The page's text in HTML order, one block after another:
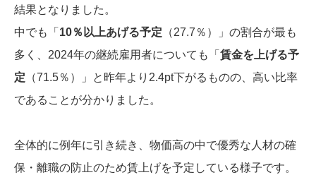
結果となりました。
中でも「 10％以上あげる予定 （27.7％）」の割合が最も
多く、2024年の継続雇用者についても「 賃金を上げる予
定 （71.5％）」と昨年より2.4pt下がるものの、高い比率
であることが分かりました。
全体的に例年に引き続き、物価高の中で優秀な人材の確
保・離職の防止のため賃上げを予定している様子です。